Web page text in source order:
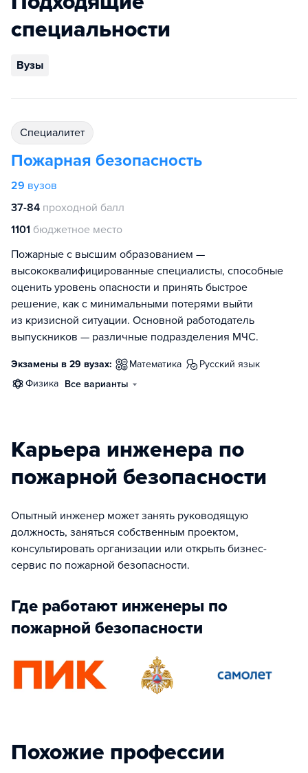
специальности
Вузы
специалитет
Пожарная безопасность
29 вузов
37-84 проходной балл
1101 бюджетное место
Пожарные с высшим образованием —
высококвалифицированные специалисты, способные
оценить уровень опасности и принять быстрое
решение, как с минимальными потерями выйти
из кризисной ситуации. Основной работодатель
выпускников — различные подразделения МЧС.
Экзамены в 29 вузах: математика
русский язык
физика Все варианты
Карьера инженера по
пожарной безопасности
Опытный инженер может занять руководящую
должность, заняться собственным проектом,
консультировать организации или открыть бизнес-
сервис по пожарной безопасности.
Где работают инженеры по
пожарной безопасности
Похожие профессии